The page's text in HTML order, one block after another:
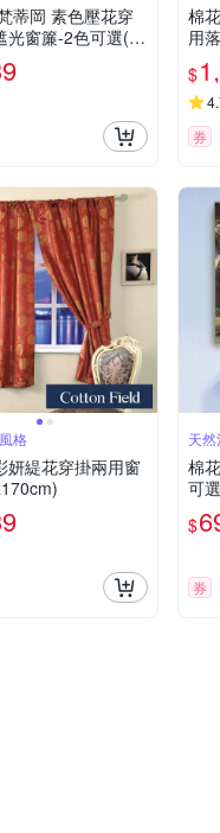
蒂岡 素色壓花穿
光窗簾-2色可選(20
棉
用
m)
$
券
格
妍緹花穿掛兩用窗
天
棉
可
$
券